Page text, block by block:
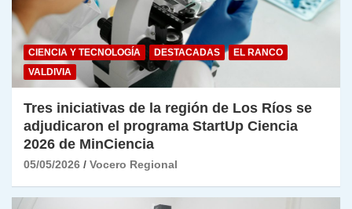
CIENCIA Y TECNOLOGÍA DESTACADAS
EL RANCO
VALDIVIA
Tres iniciativas de la región de Los Ríos se
adjudicaron el programa StartUp Ciencia
2026 de MinCiencia
05/05/2026 Vocero Regional